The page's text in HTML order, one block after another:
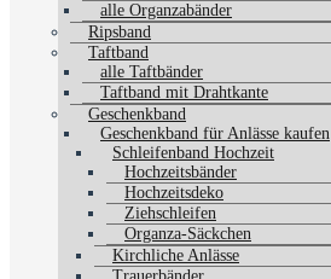
alle Organzabänder
Ripsband
Taftband
alle Taftbänder
Taftband mit Drahtkante
Geschenkband
Geschenkband für Anlässe kaufen
Schleifenband Hochzeit
Hochzeitsbänder
Hochzeitsdeko
Ziehschleifen
Organza-Säckchen
Kirchliche Anlässe